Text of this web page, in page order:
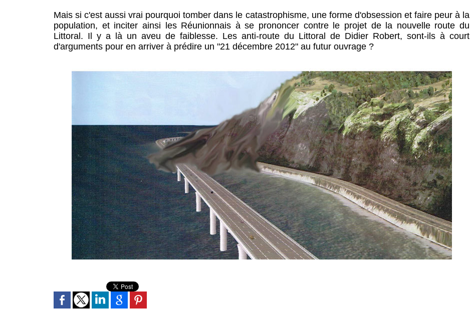
Mais si c'est aussi vrai pourquoi tomber dans le catastrophisme, une forme d'obsession et faire peur à la
population, et inciter ainsi les Réunionnais à se prononcer contre le projet de la nouvelle route du
Littoral. Il y a là un aveu de faiblesse. Les anti-route du Littoral de Didier Robert, sont-ils à court
d'arguments pour en arriver à prédire un "21 décembre 2012" au futur ouvrage ?